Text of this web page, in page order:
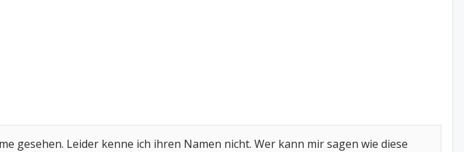
gesehen. Leider kenne ich ihren Namen nicht. Wer kann mir sagen wie diese